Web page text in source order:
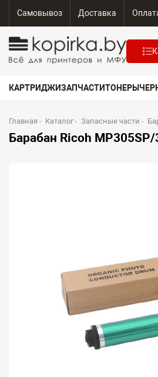
Самовывоз Доставка
КАРТРИДЖИЗАПЧАСТИТОНЕРЫ
Главная - Каталог - Запасные части -
Барабан Ricoh